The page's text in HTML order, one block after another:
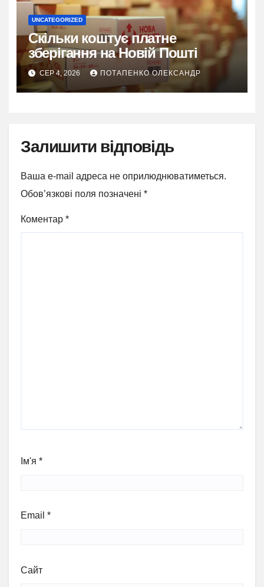
UNCATEGORIZED
Скільки коштує платне
зберігання на Новій Пошті
СЕР 4, 2026 ПОТАПЕНКО ОЛЕКСАНДР
Залишити відповідь
Ваша e-mail адреса не оприлюднюватиметься.
Обов’язкові поля позначені *
Коментар *
Ім'я *
Email *
Сайт